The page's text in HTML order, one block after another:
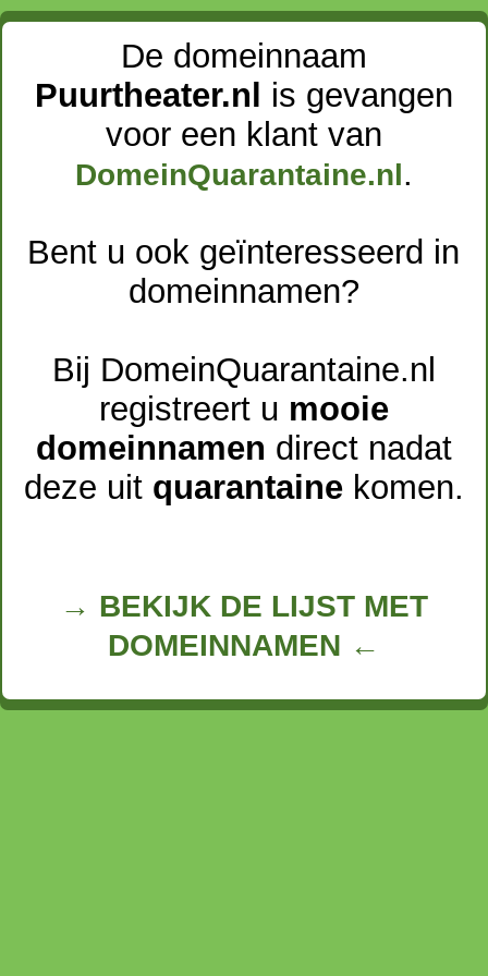
De domeinnaam
Puurtheater.nl
is gevangen
voor een klant van
DomeinQuarantaine.nl .
Bent u ook geïnteresseerd in
domeinnamen?
Bij DomeinQuarantaine.nl
registreert u mooie
domeinnamen direct nadat
deze uit quarantainekomen.
→ BEKIJK DE LIJST MET
DOMEINNAMEN ←